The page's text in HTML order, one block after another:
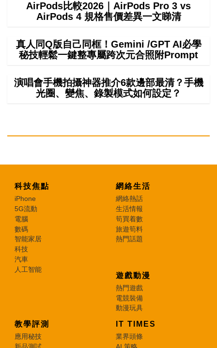
AirPods比較2026｜AirPods Pro 3 vs
AirPods 4 規格售價差異一文睇清
真人同Q版自己同框！Gemini /GPT AI必學
秘技輕鬆一鍵整專屬跨次元合照附Prompt
演唱會手機拍攝神器推介6款邊部最清？手機
光圈、變焦、錄製模式如何設定？
科技焦點
iPhone
5G流動
電腦
數碼
智能家居
科技
汽車
人工智能
網絡生活
網絡熱話
生活情報
筍買着數
旅遊筍料
熱門話題
遊戲動漫
熱門遊戲
電競裝備
動漫玩具
教學評測
應用秘技
IT TIMES
業界頭條